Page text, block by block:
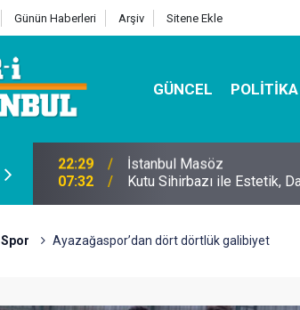
Günün Haberleri Arşiv Sitene Ekle
GÜNCEL POLITIKA
07:32 Kutu Sihirbazı ile Estetik,
Spor Ayazağaspor’dan dört dörtlük galibiyet